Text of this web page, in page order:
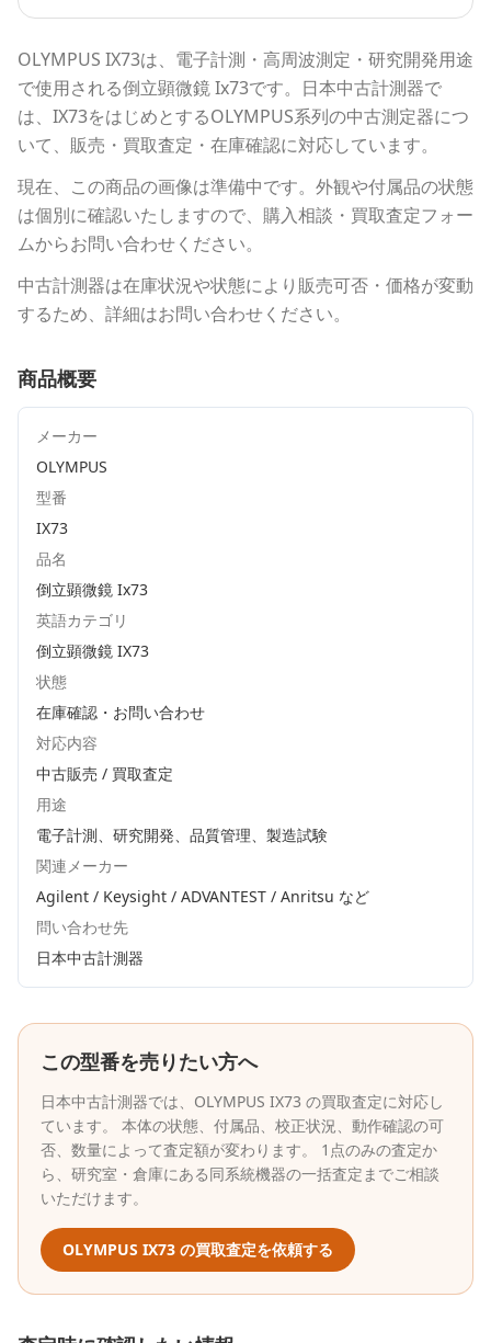
OLYMPUS IX73は、電子計測・高周波測定・研究開発用途
で使用される倒立顕微鏡 Ix73です。 日本中古計測器で
は、 IX73をはじめとするOLYMPUS系列の中古測定器につ
いて、販売・買取査定・在庫確認に対応しています。
現在、この商品の画像は準備中です。外観や付属品の状態
は個別に確認いたしますので、購入相談・買取査定フォー
ムからお問い合わせください。
中古計測器は在庫状況や状態により販売可否・価格が変動
するため、詳細はお問い合わせください。
商品概要
メーカー
OLYMPUS
型番
IX73
品名
倒立顕微鏡 Ix73
英語カテゴリ
倒立顕微鏡 IX73
状態
在庫確認・お問い合わせ
対応内容
中古販売 / 買取査定
用途
電子計測、研究開発、品質管理、製造試験
関連メーカー
Agilent / Keysight / ADVANTEST / Anritsu など
問い合わせ先
日本中古計測器
この型番を売りたい方へ
日本中古計測器では、 OLYMPUS IX73 の買取査定に対応し
ています。 本体の状態、付属品、校正状況、動作確認の可
否、数量によって査定額が変わります。 1点のみの査定か
ら、研究室・倉庫にある同系統機器の一括査定までご相談
いただけます。
OLYMPUS IX73 の買取査定を依頼する